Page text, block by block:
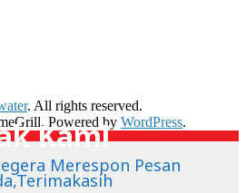
. All rights reserved.
Powered by WordPress.
Kami
Merespon Pesan